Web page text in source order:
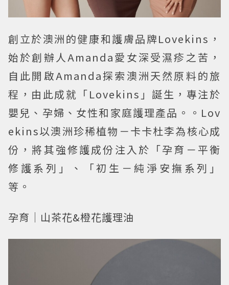
創立於澳洲的健康和護膚品牌Lovekins，
始於創辦人Amanda愛女深受濕疹之苦，
自此開啟Amanda探索澳洲天然原料的旅
程，由此成就「Lovekins」誕生，專注於
嬰兒、孕婦、女性和家庭護理產品。。Lov
ekins以澳洲珍稀植物－卡卡杜李為核心成
份，將其強修護成份注入於「孕育－平衡
修護系列」、「初生－純淨安撫系列」
等。
孕育｜山茶花&橙花護理油